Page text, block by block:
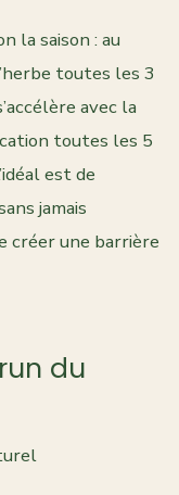
la saison : au
toutes les 3
avec la
toutes les 5
est de
jamais
créer une barrière
du